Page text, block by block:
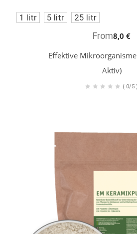
Effektive
Aktiv)
From8,0 €
( 0/5 )
1 litr 5 litr 25 litr